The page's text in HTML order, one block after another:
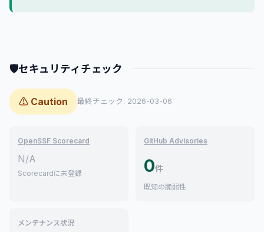
🛡セキュリティチェック
⚠ Caution 最終チェック: 2026-03-06
OpenSSF Scorecard
N/A
Scorecardに未登録
GitHub Advisories
0件
既知の脆弱性
メンテナンス状況